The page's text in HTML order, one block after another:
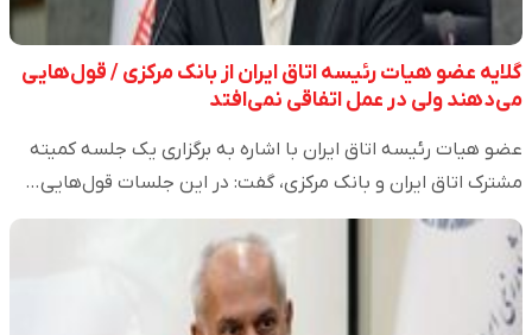
گلایه عضو هیات رئیسه اتاق ایران از بانک مرکزی / قول‌هایی
می‌دهند ولی در عمل اتفاقی نمی‌افتد
عضو هیات رئیسه اتاق ایران با اشاره به برگزاری یک جلسه کمیته
مشترک اتاق ایران و بانک مرکزی، گفت: در این جلسات قول‌هایی…